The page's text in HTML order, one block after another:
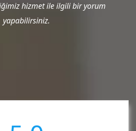
hizmet ile ilgili bir yorum
yapabilirsiniz.